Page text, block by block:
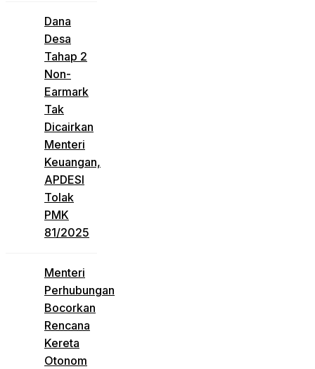
Dana
Desa
Tahap 2
Non-
Earmark
Tak
Dicairkan
Menteri
Keuangan,
APDESI
Tolak
PMK
81/2025
Menteri
Perhubungan
Bocorkan
Rencana
Kereta
Otonom